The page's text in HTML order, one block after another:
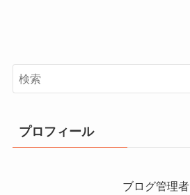
プロフィール
ブログ管理者